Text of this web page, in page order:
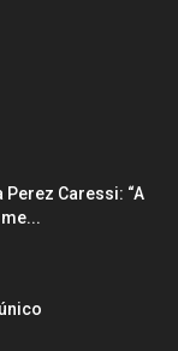
Caressi: “A